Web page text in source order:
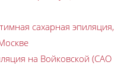
сахарная эпиляция,
на Войковской (САО